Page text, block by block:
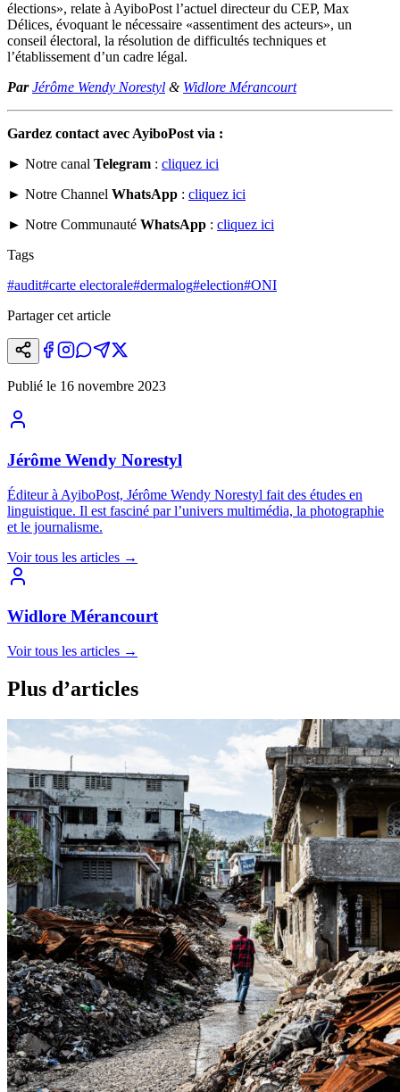
élections», relate à AyiboPost l’actuel directeur du CEP, Max
Délices, évoquant le nécessaire «assentiment des acteurs», un
conseil électoral, la résolution de difficultés techniques et
l’établissement d’un cadre légal.
Par Jérôme Wendy Norestyl & Widlore Mérancourt
Gardez contact avec AyiboPost via :
► Notre canal Telegram : cliquez ici
► Notre Channel WhatsApp : cliquez ici
► Notre Communauté WhatsApp : cliquez ici
Tags
#audit#carte electorale#dermalog#election#ONI
Partager cet article
Publié le 16 novembre 2023
Jérôme Wendy Norestyl
Éditeur à AyiboPost, Jérôme Wendy Norestyl fait des études en
linguistique. Il est fasciné par l’univers multimédia, la photographie
et le journalisme.
Voir tous les articles →
Widlore Mérancourt
Voir tous les articles →
Plus d’articles